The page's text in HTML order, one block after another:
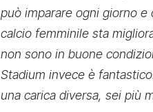
può imparare ogni giorno
calcio femminile sta
non sono in buone
Stadium invece è
una carica diversa, sei più